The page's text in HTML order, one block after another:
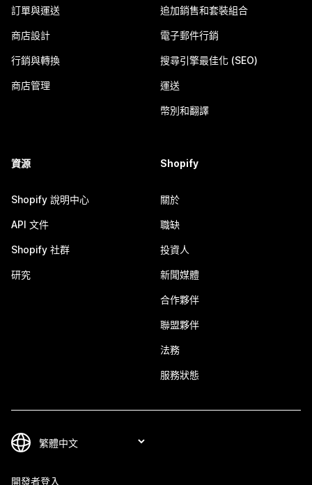
訂單與運送
商店設計
行銷與轉換
商店管理
追加銷售和套裝組合
電子郵件行銷
搜尋引擎最佳化 (SEO)
運送
幣別和翻譯
資源
Shopify 說明中心
API 文件
Shopify 社群
研究
Shopify
關於
職缺
投資人
新聞媒體
合作夥伴
聯盟夥伴
法務
服務狀態
開發者登入